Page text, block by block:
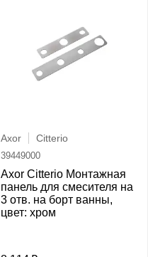
Axor Citterio
39449000
Axor Citterio Монтажная
панель для смесителя на
3 отв. на борт ванны,
цвет: хром